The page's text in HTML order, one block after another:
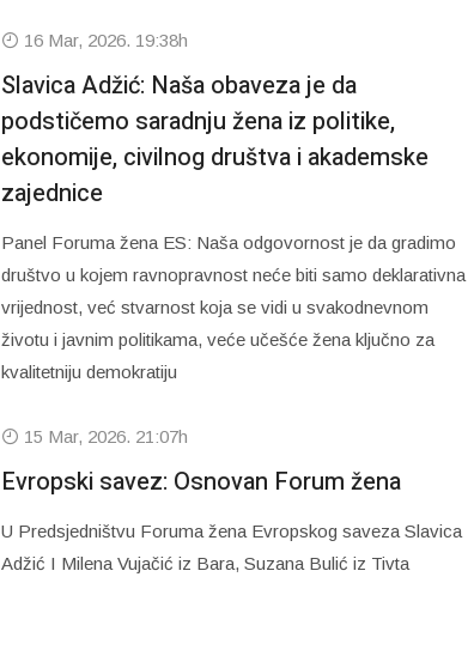
16 Mar, 2026. 19:38h
Slavica Adžić: Naša obaveza je da
podstičemo saradnju žena iz politike,
ekonomije, civilnog društva i akademske
zajednice
Panel Foruma žena ES: Naša odgovornost je da gradimo
društvo u kojem ravnopravnost neće biti samo deklarativna
vrijednost, već stvarnost koja se vidi u svakodnevnom
životu i javnim politikama, veće učešće žena ključno za
kvalitetniju demokratiju
15 Mar, 2026. 21:07h
Evropski savez: Osnovan Forum žena
U Predsjedništvu Foruma žena Evropskog saveza Slavica
Adžić I Milena Vujačić iz Bara, Suzana Bulić iz Tivta